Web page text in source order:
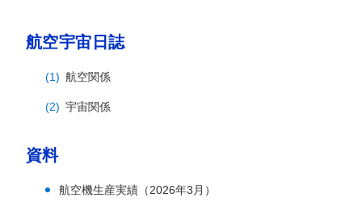
航空宇宙日誌
航空関係
宇宙関係
資料
航空機生産実績（2026年3月）